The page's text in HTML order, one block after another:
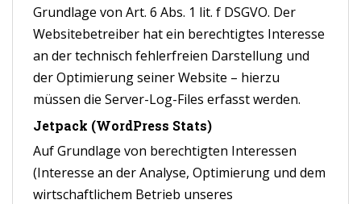
Grundlage von Art. 6 Abs. 1 lit. f DSGVO. Der
Websitebetreiber hat ein berechtigtes Interesse
an der technisch fehlerfreien Darstellung und
der Optimierung seiner Website – hierzu
müssen die Server-Log-Files erfasst werden.
Jetpack (WordPress Stats)
Auf Grundlage von berechtigten Interessen
(Interesse an der Analyse, Optimierung und dem
wirtschaftlichem Betrieb unseres